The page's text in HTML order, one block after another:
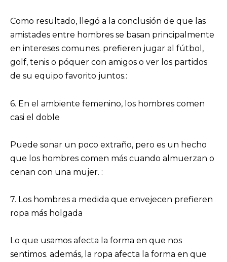
Como resultado, llegó a la conclusión de que las
amistades entre hombres se basan principalmente
en intereses comunes. prefieren jugar al fútbol,
golf, tenis o póquer con amigos o ver los partidos
de su equipo favorito juntos.:
6. En el ambiente femenino, los hombres comen
casi el doble
Puede sonar un poco extraño, pero es un hecho
que los hombres comen más cuando almuerzan o
cenan con una mujer. :
7. Los hombres a medida que envejecen prefieren
ropa más holgada
Lo que usamos afecta la forma en que nos
sentimos. además, la ropa afecta la forma en que